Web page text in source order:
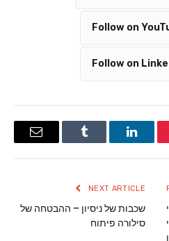
Follow on
Follow on
LinkedIn
Tumblr
Email
NEXT ARTICLE
שכבות של ניסיון – ההבטחה של
סילורה פיתוח